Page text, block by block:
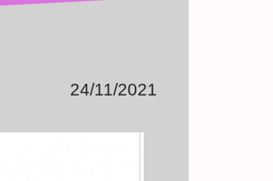
24/11/2021